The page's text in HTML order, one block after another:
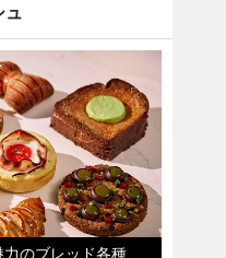
ュ
のブレッド各種